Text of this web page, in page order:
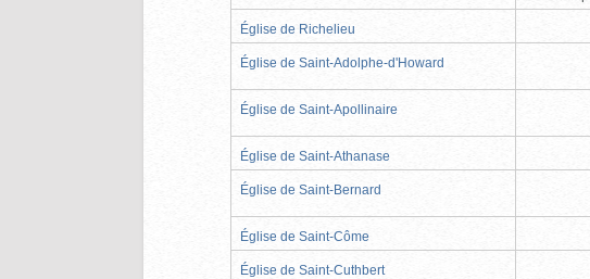
Église de Richelieu
Église de Saint-Adolphe-d'Howard
Église de Saint-Apollinaire
Église de Saint-Athanase
Église de Saint-Bernard
Église de Saint-Côme
Église de Saint-Cuthbert